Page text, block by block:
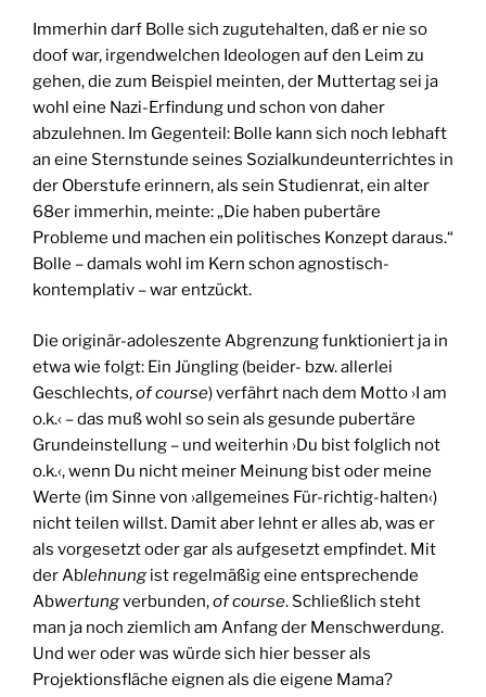
Immerhin darf Bolle sich zugutehalten, daß er nie so
doof war, irgendwelchen Ideologen auf den Leim zu
gehen, die zum Beispiel meinten, der Muttertag sei ja
wohl eine Nazi-Erfindung und schon von daher
abzulehnen. Im Gegenteil: Bolle kann sich noch lebhaft
an eine Sternstunde seines Sozialkundeunterrichtes in
der Oberstufe erinnern, als sein Studienrat, ein alter
68er immerhin, meinte: „Die haben pubertäre
Probleme und machen ein politisches Konzept daraus.“
Bolle – damals wohl im Kern schon agnostisch-
kontemplativ – war entzückt.
Die originär-adoleszente Abgrenzung funktioniert ja in
etwa wie folgt: Ein Jüngling (beider- bzw. allerlei
Geschlechts,of course) verfährt nach dem Motto ›I am
o.k.‹ – das muß wohl so sein als gesunde pubertäre
Grundeinstellung – und weiterhin ›Du bist folglich not
o.k.‹, wenn Du nicht meiner Meinung bist oder meine
Werte (im Sinne von ›allgemeines Für-richtig-halten‹)
nicht teilen willst. Damit aber lehnt er alles ab, was er
als vorgesetzt oder gar als aufgesetzt empfindet. Mit
der Ablehnungist regelmäßig eine entsprechende
Abwertungverbunden,of course. Schließlich steht
man ja noch ziemlich am Anfang der Menschwerdung.
Und wer oder was würde sich hier besser als
Projektionsfläche eignen als die eigene Mama?